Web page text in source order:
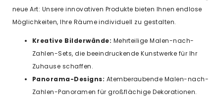
neue Art: Unsere innovativen Produkte bieten Ihnen endlose
Möglichkeiten, Ihre Räume individuell zu gestalten.
Kreative Bilderwände: Mehrteilige Malen-nach-
Zahlen-Sets, die beeindruckende Kunstwerke für Ihr
Zuhause schaffen.
Panorama-Designs: Atemberaubende Malen-nach-
Zahlen-Panoramen für großflächige Dekorationen.